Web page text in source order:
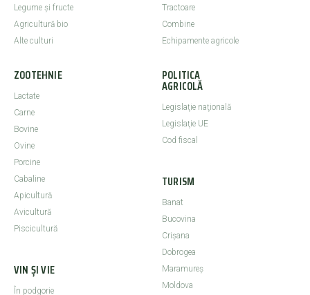
Legume şi fructe
Agricultură bio
Alte culturi
Tractoare
Combine
Echipamente agricole
ZOOTEHNIE
Lactate
Carne
Bovine
Ovine
Porcine
Cabaline
Apicultură
Avicultură
Piscicultură
VIN ȘI VIE
În podgorie
POLITICA
AGRICOLĂ
Legislaţie naţională
Legislaţie UE
Cod fiscal
TURISM
Banat
Bucovina
Crişana
Dobrogea
Maramureş
Moldova